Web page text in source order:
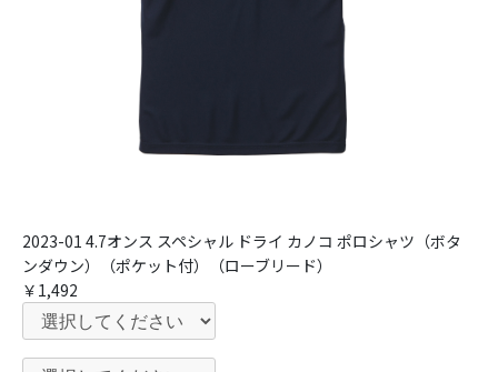
2023-01 4.7オンス スペシャル ドライ カノコ ポロシャツ（ボタ
ンダウン）（ポケット付）（ローブリード）
￥1,492